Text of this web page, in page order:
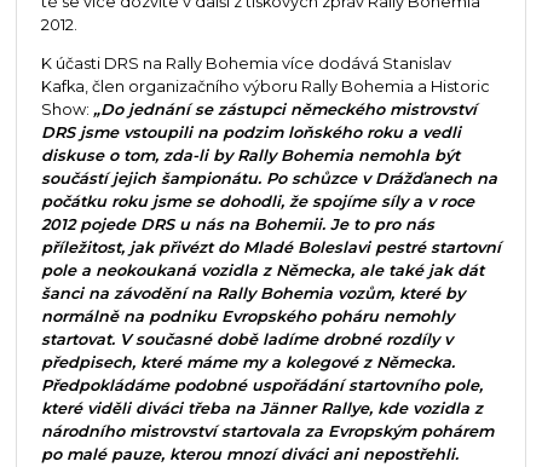
2012.
K účasti DRS na Rally Bohemia více dodává Stanislav
Kafka, člen organizačního výboru Rally Bohemia a Historic
Show: „Do jednání se zástupci německého mistrovství
DRS jsme vstoupili na podzim loňského roku a vedli
diskuse o tom, zda-li by Rally Bohemia nemohla být
součástí jejich šampionátu. Po schůzce v Drážďanech na
počátku roku jsme se dohodli, že spojíme síly a v roce
2012 pojede DRS u nás na Bohemii. Je to pro nás
příležitost, jak přivézt do Mladé Boleslavi pestré startovní
pole a neokoukaná vozidla z Německa, ale také jak dát
šanci na závodění na Rally Bohemia vozům, které by
normálně na podniku Evropského poháru nemohly
startovat. V současné době ladíme drobné rozdíly v
předpisech, které máme my a kolegové z Německa.
Předpokládáme podobné uspořádání startovního pole,
které viděli diváci třeba na Jänner Rallye, kde vozidla z
národního mistrovství startovala za Evropským pohárem
po malé pauze, kterou mnozí diváci ani nepostřehli.